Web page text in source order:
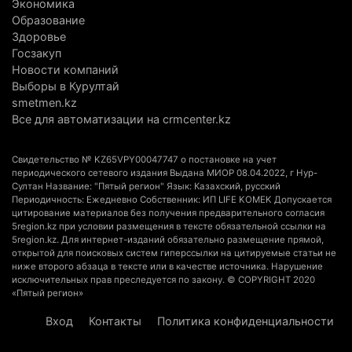
3 августа 2026 г. 20:46
Солдат-срочник выпал из окна четвертого этажа
казармы в Конаеве
3 августа 2026 г. 18:08
3 августа 2026 г. 16:16 255
Кыргызстан обогнал Казахстан по темпам роста
сельского хозяйства. Что это значит для
Алматинской области
3 августа 2026 г. 15:43 156
На выборах в Курултай можно будет
проголосовать «Против всех»
Экономика
Образование
Здоровье
Госзакуп
Новости компаний
Выборы в Курултай
smetmen.kz
Все для автоматизации на crmcenter.kz
Свидетельство № KZ65VPY00047747 о постановке на учет
периодического сетевого издания Выдана МИОР 08.04.2022, г Нур-
Султан Название: "Пятый регион" Язык: Казахский, русский
Периодичность: Ежедневно Собственник: ИП LIFE KOMEK Допускается
цитирование материалов без получения предварительного согласия
5region.kz при условии размещения в тексте обязательной ссылки на
5region.kz. Для интернет-изданий обязательно размещение прямой,
открытой для поисковых систем гиперссылки на цитируемые статьи не
ниже второго абзаца в тексте или в качестве источника. Нарушение
исключительных прав преследуется по закону. © COPYRIGHT 2020
«Пятый регион»
Вход Контакты Политика конфиденциальности